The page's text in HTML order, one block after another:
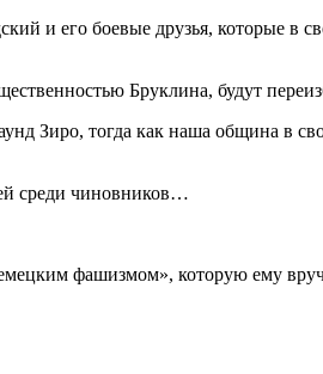
и его боевые друзья, которые в
Бруклина, будут
Зиро, тогда как наша община в
среди чиновников…
фашизмом», которую ему